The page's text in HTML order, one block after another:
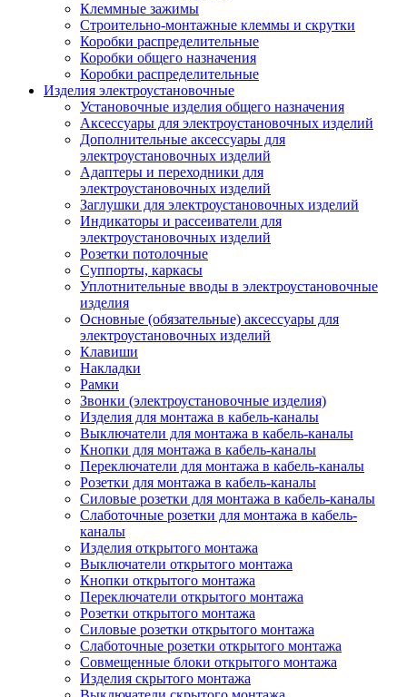
Клеммные зажимы
Строительно-монтажные клеммы и скрутки
Коробки распределительные
Коробки общего назначения
Коробки распределительные
Изделия электроустановочные
Установочные изделия общего назначения
Аксессуары для электроустановочных изделий
Дополнительные аксессуары для
электроустановочных изделий
Адаптеры и переходники для
электроустановочных изделий
Заглушки для электроустановочных изделий
Индикаторы и рассеиватели для
электроустановочных изделий
Розетки потолочные
Суппорты, каркасы
Уплотнительные вводы в электроустановочные
изделия
Основные (обязательные) аксессуары для
электроустановочных изделий
Клавиши
Накладки
Рамки
Звонки (электроустановочные изделия)
Изделия для монтажа в кабель-каналы
Выключатели для монтажа в кабель-каналы
Кнопки для монтажа в кабель-каналы
Переключатели для монтажа в кабель-каналы
Розетки для монтажа в кабель-каналы
Силовые розетки для монтажа в кабель-каналы
Слаботочные розетки для монтажа в кабель-
каналы
Изделия открытого монтажа
Выключатели открытого монтажа
Кнопки открытого монтажа
Переключатели открытого монтажа
Розетки открытого монтажа
Силовые розетки открытого монтажа
Слаботочные розетки открытого монтажа
Совмещенные блоки открытого монтажа
Изделия скрытого монтажа